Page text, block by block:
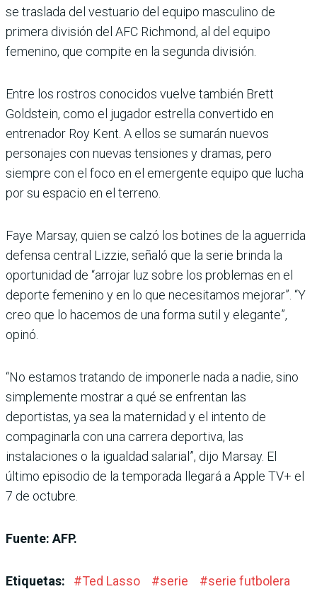
se traslada del vestuario del equipo masculino de
primera división del AFC Richmond, al del equipo
femenino, que compite en la segunda división.
Entre los rostros conocidos vuelve también Brett
Goldstein, como el jugador estrella convertido en
entrenador Roy Kent. A ellos se sumarán nuevos
personajes con nuevas tensiones y dramas, pero
siempre con el foco en el emergente equipo que lucha
por su espacio en el terreno.
Faye Marsay, quien se calzó los botines de la aguerrida
defensa central Lizzie, señaló que la serie brinda la
oportunidad de “arrojar luz sobre los problemas en el
deporte femenino y en lo que necesitamos mejorar”. “Y
creo que lo hacemos de una forma sutil y elegante”,
opinó.
“No estamos tratando de imponerle nada a nadie, sino
simplemente mostrar a qué se enfrentan las
deportistas, ya sea la maternidad y el intento de
compaginarla con una carrera deportiva, las
instalaciones o la igualdad salarial”, dijo Marsay. El
último episodio de la temporada llegará a Apple TV+ el
7 de octubre.
Fuente: AFP.
Etiquetas: #Ted Lasso #serie #serie futbolera